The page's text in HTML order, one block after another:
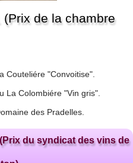
(Prix de la chambre
Couteliére "Convoitise".
La Colombiére "Vin gris".
des Pradelles.
du syndicat des vins de